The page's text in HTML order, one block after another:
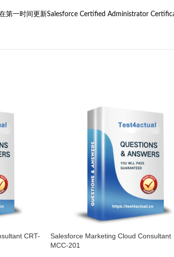
一时间更新Salesforce Certified Administrator
CRT-
Salesforce Marketing Cloud Consultant
MCC-201